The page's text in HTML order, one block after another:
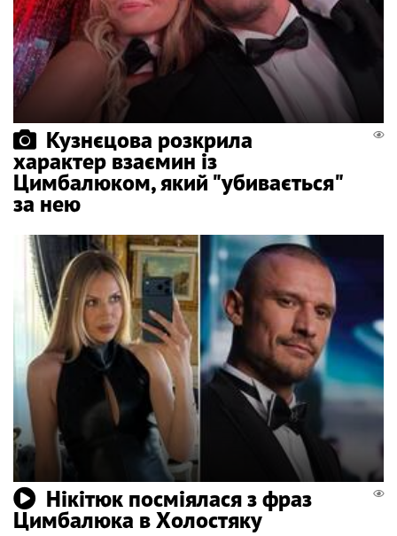
Кузнєцова розкрила
характер взаємин із
Цимбалюком, який "убивається"
за нею
Нікітюк посміялася з фраз
Цимбалюка в Холостяку